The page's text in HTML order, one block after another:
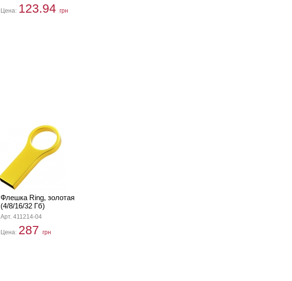
Цена: 123.94 грн
Флешка Ring, золотая
(4/8/16/32 Гб)
Арт. 411214-04
Цена: 287 грн